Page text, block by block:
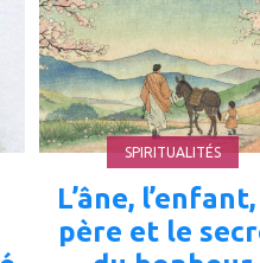
à
mes
favoris
SPIRITUALITÉS
L’âne,
père et le